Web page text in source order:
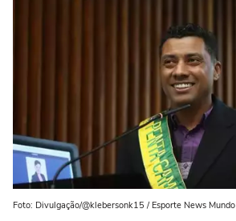
Foto: Divulgação/@klebersonk15 / Esporte News Mundo